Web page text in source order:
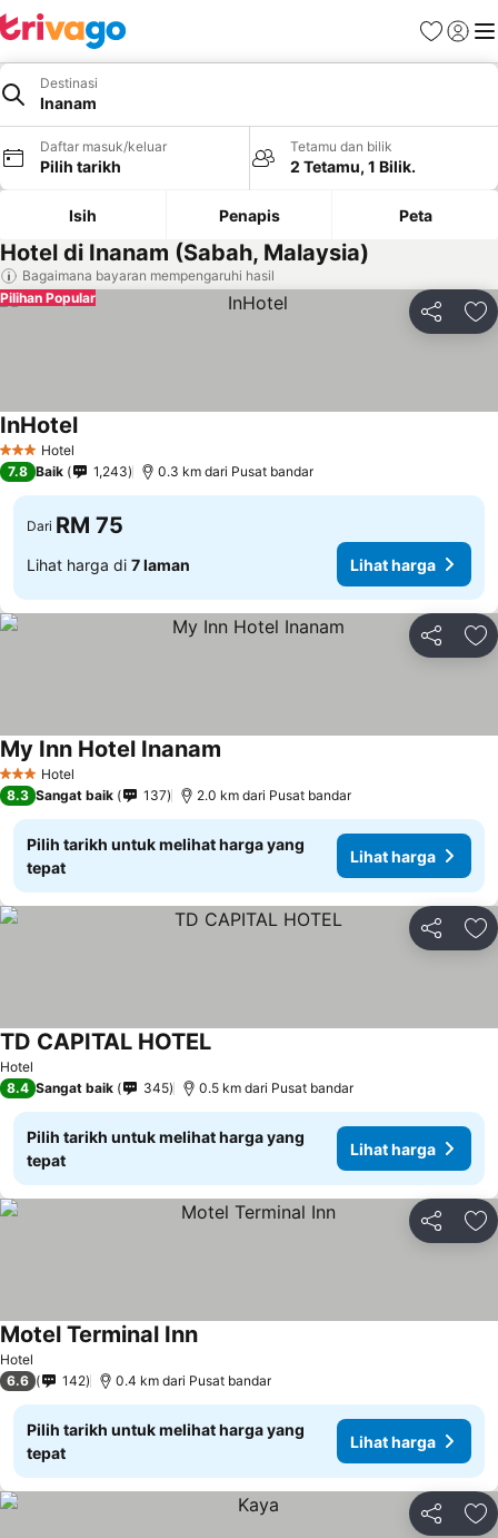
Kegemaran
Daftar
Destinasi
Inanam
Daftar masuk/keluar
Pilih tarikh
Tetamu dan bilik
2 Tetamu, 1 Bilik.
Isih Penapis Peta
Hotel di Inanam (Sabah, Malaysia)
Bagaimana bayaran mempengaruhi hasil
Kongsi
Pilihan Popular
3 BintangHotel
InHotelLihat harga
7.8 Baik 1,243 0.3 km dari Pusat bandar
Dari RM 75
Lihat harga di 7 laman Lihat harga
Kongsi
3 BintangHotel
My Inn Hotel Inanam
8.3 Sangat baik 137 2.0 km dari Pusat bandar
Pilih tarikh untuk melihat harga yang
tepat
Lihat harga
Kongsi
Hotel
TD CAPITAL HOTELLihat harga
8.4 Sangat baik 345 0.5 km dari Pusat bandar
Pilih tarikh untuk melihat harga yang
tepat
Lihat harga
Kongsi
Hotel
Motel Terminal InnLihat harga
6.6 142 0.4 km dari Pusat bandar
Pilih tarikh untuk melihat harga yang
tepat
Lihat harga
Kongsi